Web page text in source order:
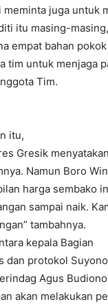
meminta juga untuk
itu masing-
empat bahan
tim untuk menjaga
Tim.
itu,
Gresik
Namun Boro
harga sembako
sampai naik.
tambahnya.
kepala Bagian
dan protokol
Agus
akan melakukan